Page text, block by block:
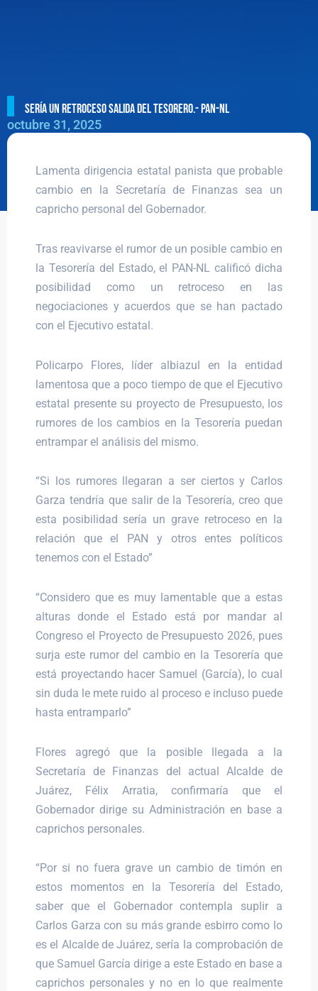
Sería un retroceso salida del Tesorero.- PAN-NL
octubre 31, 2025
Lamenta dirigencia estatal panista que probable
cambio en la Secretaría de Finanzas sea un
capricho personal del Gobernador.
Tras reavivarse el rumor de un posible cambio en
la Tesorería del Estado, el PAN-NL calificó dicha
posibilidad como un retroceso en las
negociaciones y acuerdos que se han pactado
con el Ejecutivo estatal.
Policarpo Flores, líder albiazul en la entidad
lamentosa que a poco tiempo de que el Ejecutivo
estatal presente su proyecto de Presupuesto, los
rumores de los cambios en la Tesorería puedan
entrampar el análisis del mismo.
“Si los rumores llegaran a ser ciertos y Carlos
Garza tendría que salir de la Tesorería, creo que
esta posibilidad sería un grave retroceso en la
relación que el PAN y otros entes políticos
tenemos con el Estado”
“Considero que es muy lamentable que a estas
alturas donde el Estado está por mandar al
Congreso el Proyecto de Presupuesto 2026, pues
surja este rumor del cambio en la Tesorería que
está proyectando hacer Samuel (García), lo cual
sin duda le mete ruido al proceso e incluso puede
hasta entramparlo”
Flores agregó que la posible llegada a la
Secretaría de Finanzas del actual Alcalde de
Juárez, Félix Arratia, confirmaría que el
Gobernador dirige su Administración en base a
caprichos personales.
“Por si no fuera grave un cambio de timón en
estos momentos en la Tesorería del Estado,
saber que el Gobernador contempla suplir a
Carlos Garza con su más grande esbirro como lo
es el Alcalde de Juárez, sería la comprobación de
que Samuel García dirige a este Estado en base a
caprichos personales y no en lo que realmente